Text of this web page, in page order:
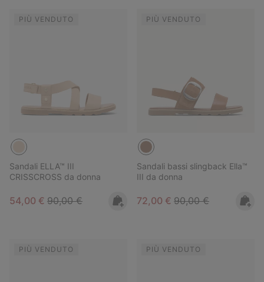
PIÙ VENDUTO
Sandali ELLA™ III
CRISSCROSS da donna
Sale price:
54,00 € Regular price:
90,00 €
PIÙ VENDUTO
Sandali bassi slingback Ella™
III da donna
Sale price:
72,00 € Regular price:
90,00 €
PIÙ VENDUTO PIÙ VENDUTO